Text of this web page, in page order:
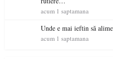
acum 1 saptamana
Unde e mai ieftin să
acum 1 saptamana